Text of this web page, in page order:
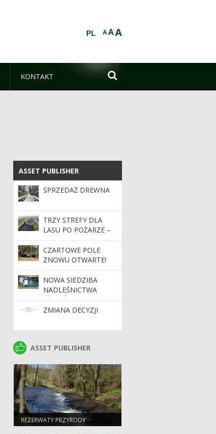
AAA
PL
KONTAKT 
ASSET PUBLISHER
ASSET PUBLISHER
SPRZEDAŻ DREWNA
TRZY STREFY DLA
LASU PO POŻARZE –
PLAN NA ODBUDOWĘ
POŻARZYSKA
ZNISZCZONEGO
PRZEZ ŻYWIOŁ.
CZARTOWE POLE
ZNOWU OTWARTE!
NOWA SIEDZIBA
NADLEŚNICTWA
JÓZEFÓW
ZMIANA DECYZJI
ASSET PUBLISHER
ASSET PUBLISHER
REZERWATY PRZYRODY